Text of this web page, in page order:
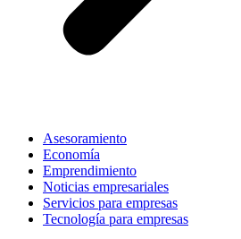
Asesoramiento
Economía
Emprendimiento
Noticias empresariales
Servicios para empresas
Tecnología para empresas